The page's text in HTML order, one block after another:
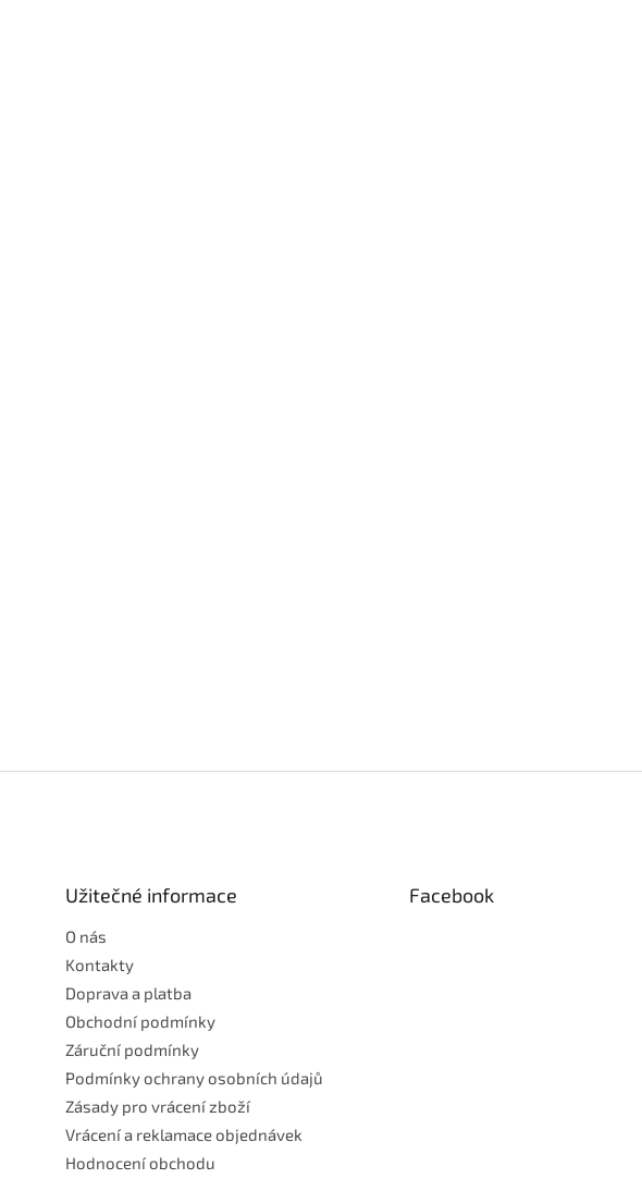
Užitečné informace
O nás
Kontakty
Doprava a platba
Obchodní podmínky
Záruční podmínky
Podmínky ochrany osobních údajů
Zásady pro vrácení zboží
Vrácení a reklamace objednávek
Hodnocení obchodu
Facebook